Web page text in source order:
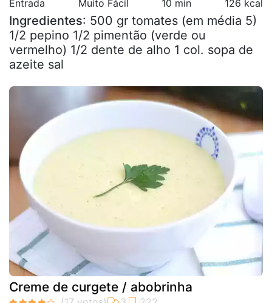
Entrada Muito Fácil 10 min 126 kcal
Ingredientes: 500 gr tomates (em média 5)
1/2 pepino 1/2 pimentão (verde ou
vermelho) 1/2 dente de alho 1 col. sopa de
azeite sal
Creme de curgete / abobrinha